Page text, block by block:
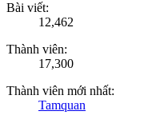
Bài viết:
12,462
Thành viên:
17,300
Thành viên mới nhất:
Tamquan